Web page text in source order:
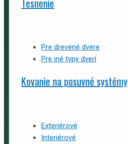
Pre drevené dvere
Pre iné typy dverí
Kovanie na posuvné systémy
Exteriérové
Interiérové